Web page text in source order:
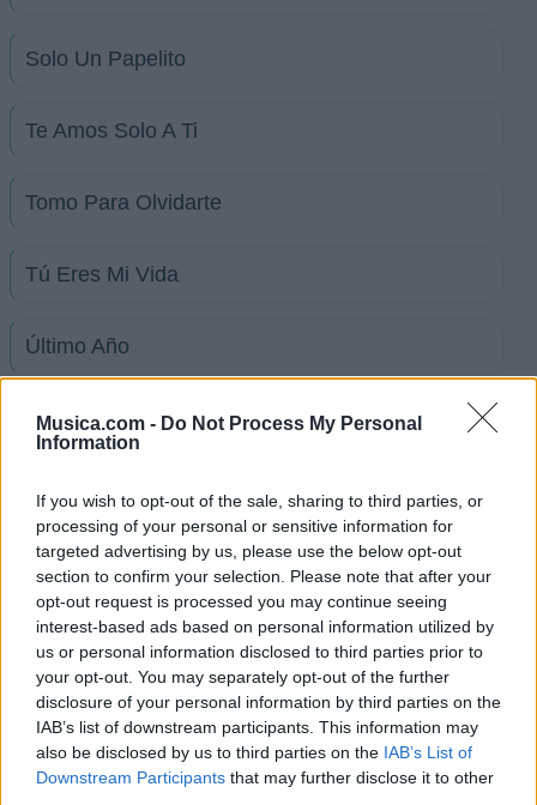
Musica.com - Do Not Process My Personal
Information
If you wish to opt-out of the sale, sharing to third parties, or
processing of your personal or sensitive information for
targeted advertising by us, please use the below opt-out
section to confirm your selection. Please note that after your
opt-out request is processed you may continue seeing
interest-based ads based on personal information utilized by
us or personal information disclosed to third parties prior to
your opt-out. You may separately opt-out of the further
disclosure of your personal information by third parties on the
IAB’s list of downstream participants. This information may
also be disclosed by us to third parties on the IAB’s List of
Downstream Participants that may further disclose it to other
Solo Un Papelito
Te Amos Solo A Ti
Tomo Para Olvidarte
Tú Eres Mi Vida
Último Año
Mis Disculpas Ha De Pagar
Con La Misma Moneda
Besitos y Caricias
Me Duele Decirte Adiós
El Desprecio De Tu Amor
Te Di Mi Amor